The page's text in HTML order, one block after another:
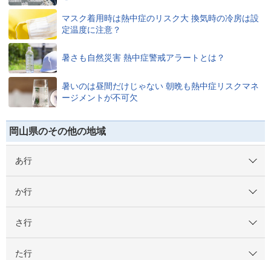
マスク着用時は熱中症のリスク大 換気時の冷房は設
定温度に注意？
暑さも自然災害 熱中症警戒アラートとは？
暑いのは昼間だけじゃない 朝晩も熱中症リスクマネ
ージメントが不可欠
岡山県のその他の地域
あ行
か行
さ行
た行